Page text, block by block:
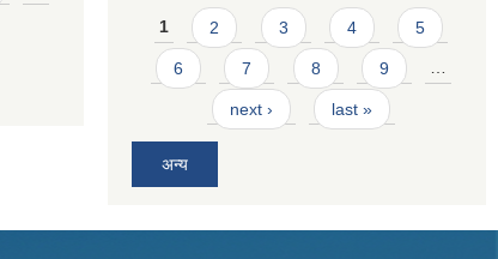
Pages
1 2 3 4 5
6 7 8 9 …
next › last »
अन्य